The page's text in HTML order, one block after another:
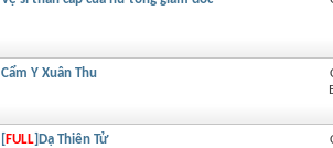
Cẩm Y Xuân Thu
[ FULL]Dạ Thiên Tử